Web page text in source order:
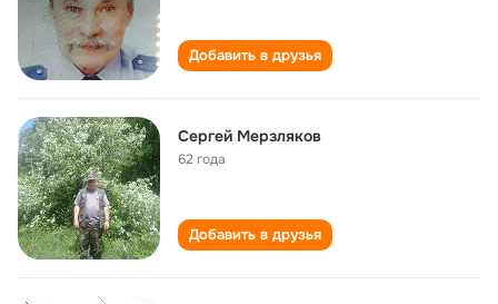
Добавить в друзья
Сергей Мерзляков
62 года
Добавить в друзья